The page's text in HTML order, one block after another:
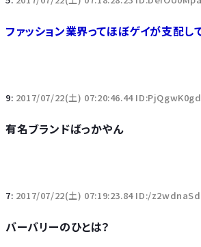
ファッション業界ってほぼゲイが支配し
9: 2017/07/22(土) 07:20:46.44
有名ブランドばっかやん
7: 2017/07/22(土) 07:19:23.84 ID:/
バーバリーのひとは？